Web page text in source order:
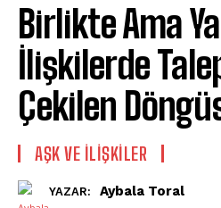
Birlikte Ama
İlişkilerde
Çekilen
AŞK VE İLIŞKILER
YAZAR: Aybala Toral